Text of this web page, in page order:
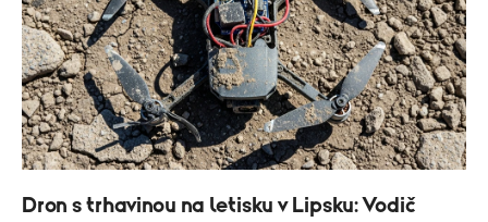
Dron s trhavinou na letisku v Lipsku: Vodič